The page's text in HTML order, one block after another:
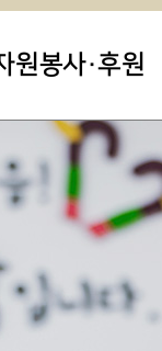
원봉사·후원